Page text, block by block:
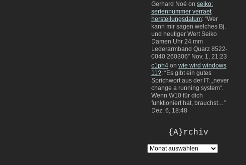
Gerhard Noé on seiko:
seriennummer verraet
herstellungsdatum: “Wer
kann mir sagen welches Bj.
und heutiger Wert Seiko
Damen Uhr 24 mm
Lederarmband Quarz 8522-
0040 260306” Nov. 1, 21:23
c1ph4 on wie wird windows
11?: “Es gibt ein gutes
Sprichwort aus der IT: „never
change a running system“.
Wenn W10 für dich
funktioniert hat, brauchst…”
Dez. 6, 18:48
{A}rchiv